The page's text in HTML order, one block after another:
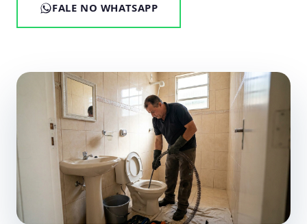
FALE NO WHATSAPP